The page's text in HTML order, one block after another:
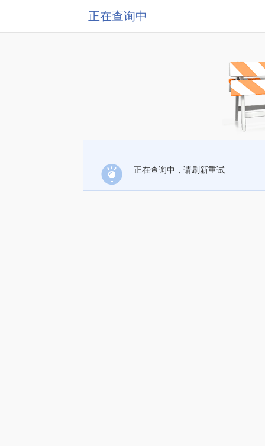
正在查询中
正在查询中，请刷新重试